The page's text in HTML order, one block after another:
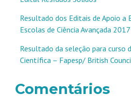
Resultado dos Editais de Apoio a
Escolas de Ciência Avançada 2017
Resultado da seleção para curso
Científica – Fapesp/ British
Comentários